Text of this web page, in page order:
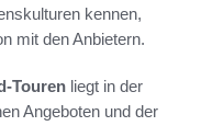
kennen,
mit den Anbietern.
Touren liegt in der
Angeboten und der